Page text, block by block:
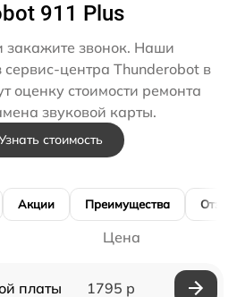
911 Plus
закажите звонок. Наши
центра Thunderobot в
оценку стоимости ремонта
звуковой карты.
стоимость
Акции Преимущества
Цена
платы 1795 р